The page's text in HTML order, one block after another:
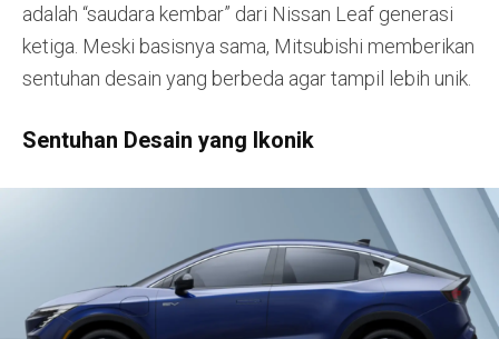
adalah “saudara kembar” dari Nissan Leaf generasi
ketiga. Meski basisnya sama, Mitsubishi memberikan
sentuhan desain yang berbeda agar tampil lebih unik.
Sentuhan Desain yang Ikonik